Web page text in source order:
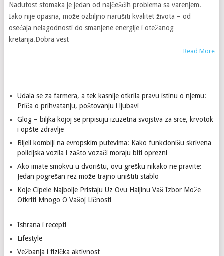
Nadutost stomaka je jedan od najčešćih problema sa varenjem.
Iako nije opasna, može ozbiljno narušiti kvalitet života – od
osećaja nelagodnosti do smanjene energije i otežanog
kretanja.Dobra vest
Read More
POSTS
NAVIGATION
Udala se za farmera, a tek kasnije otkrila pravu istinu o njemu:
Priča o prihvatanju, poštovanju i ljubavi
Glog – biljka kojoj se pripisuju izuzetna svojstva za srce, krvotok
i opšte zdravlje
Bijeli kombiji na evropskim putevima: Kako funkcionišu skrivena
policijska vozila i zašto vozači moraju biti oprezni
Ako imate smokvu u dvorištu, ovu grešku nikako ne pravite:
Jedan pogrešan rez može trajno uništiti stablo
Koje Cipele Najbolje Pristaju Uz Ovu Haljinu Vaš Izbor Može
Otkriti Mnogo O Vašoj Ličnosti
Ishrana i recepti
Lifestyle
Vežbanja i fizička aktivnost